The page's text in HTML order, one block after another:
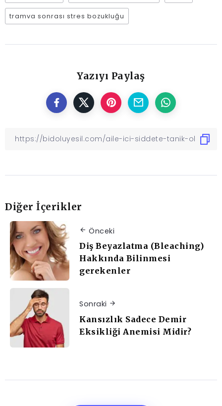
tramva sonrası stres bozukluğu
Yazıyı Paylaş
Diğer İçerikler
Önceki
Diş Beyazlatma (Bleaching)
Hakkında Bilinmesi
gerekenler
Sonraki
Kansızlık Sadece Demir
Eksikliği Anemisi Midir?